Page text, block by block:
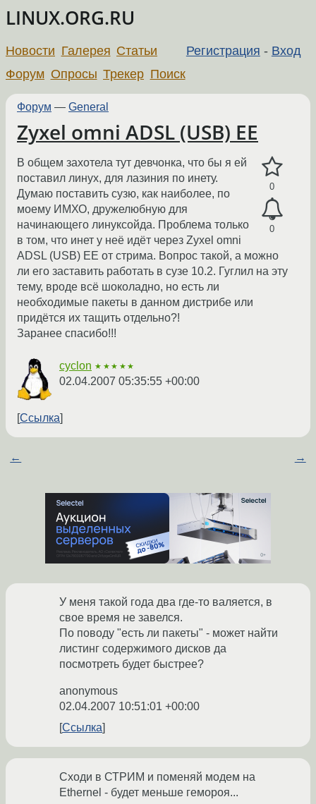
LINUX.ORG.RU
Регистрация - Вход
Новости Галерея Статьи
Форум Опросы Трекер Поиск
Форум — General
Zyxel omni ADSL (USB) EE
0
0
В общем захотела тут девчонка, что бы я ей
поставил линух, для лазиния по инету.
Думаю поставить сузю, как наиболее, по
моему ИМХО, дружелюбную для
начинающего линуксойда. Проблема только
в том, что инет у неё идёт через Zyxel omni
ADSL (USB) EE от стрима. Вопрос такой, а можно
ли его заставить работать в сузе 10.2. Гуглил на эту
тему, вроде всё шоколадно, но есть ли
необходимые пакеты в данном дистрибе или
придётся их тащить отдельно?!
Заранее спасибо!!!
cyclon ★★★★★
02.04.2007 05:35:55 +00:00
Ссылка
← →
У меня такой года два где-то валяется, в
свое время не завелся.
По поводу "есть ли пакеты" - может найти
листинг содержимого дисков да
посмотреть будет быстрее?
anonymous
02.04.2007 10:51:01 +00:00
Ссылка
Сходи в СТРИМ и поменяй модем на
Ethernel - будет меньше гемороя...